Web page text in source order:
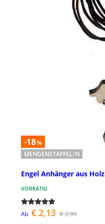
-18%
MENGENSTAFFEL/N
Engel Anhänger aus Holz
VORRÄTIG
Ab € 2,13 € 2,99